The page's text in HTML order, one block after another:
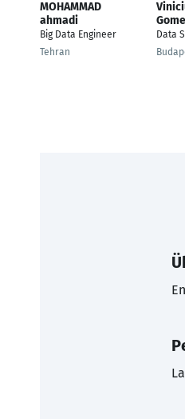
MOHAMMAD
ahmadi
Big Data Engineer
Tehran
Data